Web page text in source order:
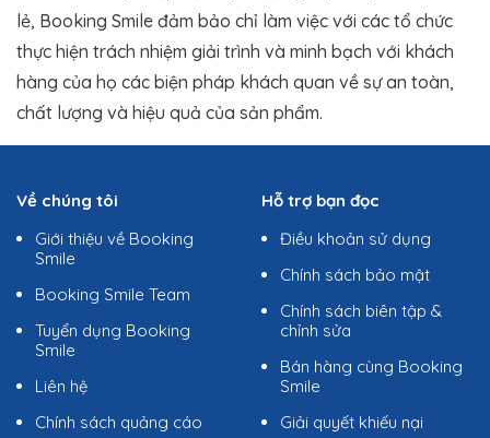
lẻ, Booking Smile đảm bảo chỉ làm việc với các tổ chức
thực hiện trách nhiệm giải trình và minh bạch với khách
hàng của họ các biện pháp khách quan về sự an toàn,
chất lượng và hiệu quả của sản phẩm.
Về chúng tôi
Giới thiệu về Booking
Smile
Booking Smile Team
Tuyển dụng Booking
Smile
Liên hệ
Chính sách quảng cáo
Hỗ trợ bạn đọc
Điều khoản sử dụng
Chính sách bảo mật
Chính sách biên tập &
chỉnh sửa
Bán hàng cùng Booking
Smile
Giải quyết khiếu nại